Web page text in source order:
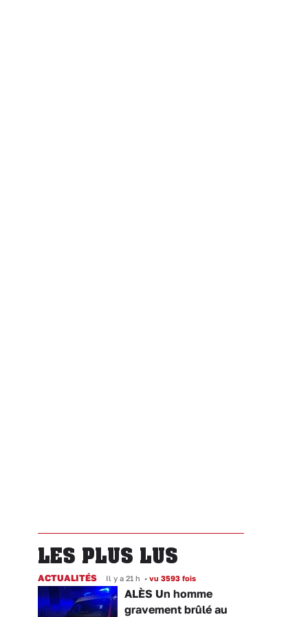
LES PLUS LUS
ACTUALITÉS Il y a 21 h • vu 3593 fois
ALÈS Un homme
gravement brûlé au